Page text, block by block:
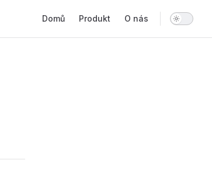
Domů Produkt O nás